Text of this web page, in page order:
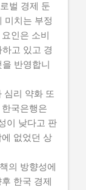
벌 경제 둔
미치는 부정
인은 소비
고 있고 경
반영합니
심리 약화 또
국은행은
이 낮다고 판
없었던 상
의 방향성에
한국 경제